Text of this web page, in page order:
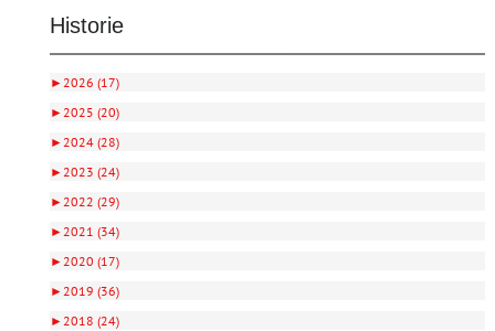
Historie
► 2026 (17)
► 2025 (20)
► 2024 (28)
► 2023 (24)
► 2022 (29)
► 2021 (34)
► 2020 (17)
► 2019 (36)
► 2018 (24)